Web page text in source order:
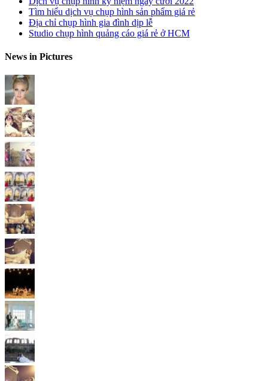
Tìm hiểu dịch vụ chụp hình sản phẩm giá rẻ
Địa chỉ chụp hình gia đình dịp lễ
Studio chụp hình quảng cáo giá rẻ ở HCM
News in Pictures